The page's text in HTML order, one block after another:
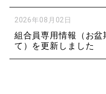
2026年08月02日
組合員専用情報（お
て）を更新しました